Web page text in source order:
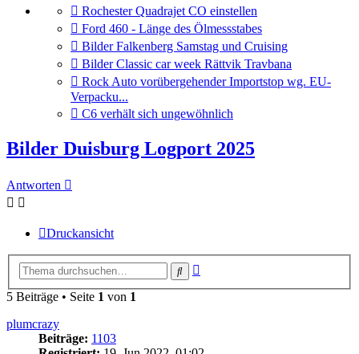
Gehe
zum
letzten
Beitrag
Rochester Quadrajet CO einstellen
Gehe
zum
letzten
Beitrag
Ford 460 - Länge des Ölmessstabes
Gehe
zum
letzten
Beitrag
Bilder Falkenberg Samstag und Cruising
Gehe
zum
letzten
Beitrag
Bilder Classic car week Rättvik Travbana
Gehe
zum
letzten
Beitrag
Rock Auto vorübergehender Importstop wg. EU-
Verpacku...
Gehe
letzten
Beitrag
C6 verhält sich ungewöhnlich
Bilder Duisburg Logport 2025
Antworten
Druckansicht
Suche
5 Beiträge • Seite 1 von 1
plumcrazy
Beiträge: 1103